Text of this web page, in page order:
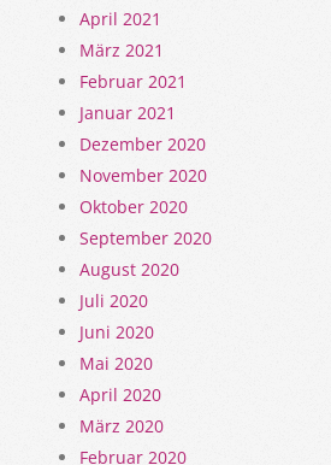
April 2021
März 2021
Februar 2021
Januar 2021
Dezember 2020
November 2020
Oktober 2020
September 2020
August 2020
Juli 2020
Juni 2020
Mai 2020
April 2020
März 2020
Februar 2020